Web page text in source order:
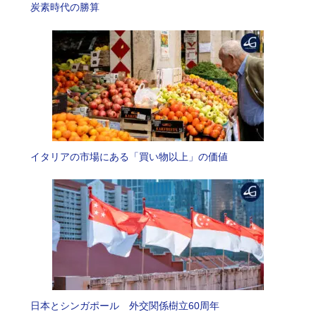
炭素時代の勝算
イタリアの市場にある「買い物以上」の価値
日本とシンガポール 外交関係樹立60周年